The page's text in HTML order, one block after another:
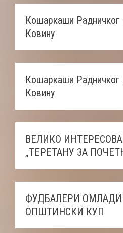
Кошаркаши Радничког
Ковину
Кошаркаши
Ковину
ВЕЛИКО
„ТЕРЕТАНУ ЗА
ФУДБАЛЕРИ
ОПШТИНСКИ КУП